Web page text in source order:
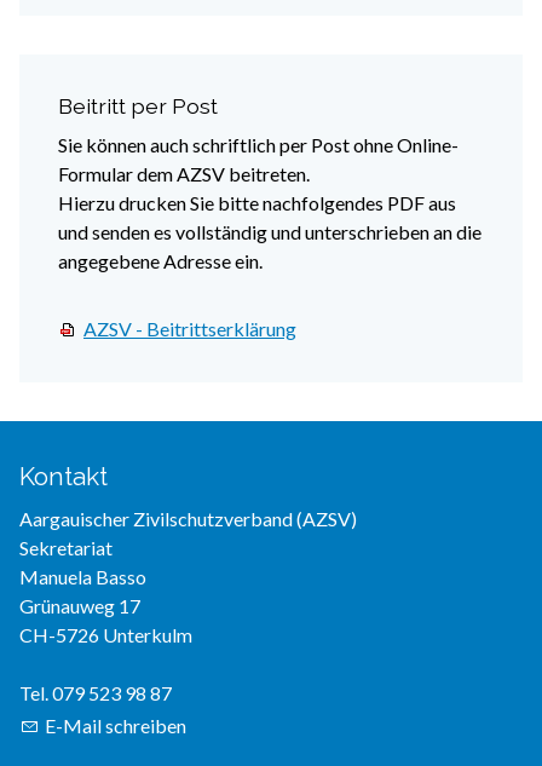
Beitritt per Post
Sie können auch schriftlich per Post ohne Online-
Formular dem AZSV beitreten.
Hierzu drucken Sie bitte nachfolgendes PDF aus
und senden es vollständig und unterschrieben an die
angegebene Adresse ein.
AZSV - Beitrittserklärung
Kontakt
Aargauischer Zivilschutzverband (AZSV)
Sekretariat
Manuela Basso
Grünauweg 17
CH-5726 Unterkulm
Tel. 079 523 98 87
E-Mail schreiben